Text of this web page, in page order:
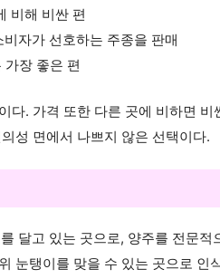
비해 비싼 편
자가 선호하는 주종을 판매
가장 좋은 편
다. 가격 또한 다른 곳에 비하면 비
성 면에서 나쁘지 않은 선택이다.
달고 있는 곳으로, 양주를 전문적
눈탱이를 맞을 수 있는 곳으로 인